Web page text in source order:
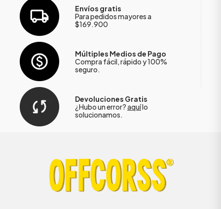
Envíos gratis
Para pedidos mayores a
$169.900
Múltiples Medios de Pago
Compra fácil, rápido y 100%
seguro.
Devoluciones Gratis
¿Hubo un error?aquílo
solucionamos.